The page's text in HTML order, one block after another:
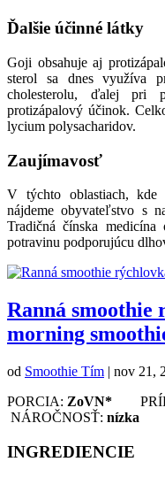
Ďalšie účinné látky
Goji obsahuje aj
sterol sa dnes využíva
cholesterolu, ďalej pri
protizápalový účinok.
lycium polysacharidov.
Zaujímavosť
V týchto oblastiach, kde
nájdeme obyvateľstvo s
Tradičná čínska
potravinu podporujúcu
Ranná smoothie
morning
od Smoothie Tím | nov 21,
PORCIA: ZoVN*
NÁROČNOSŤ: nízka
INGREDIENCIE